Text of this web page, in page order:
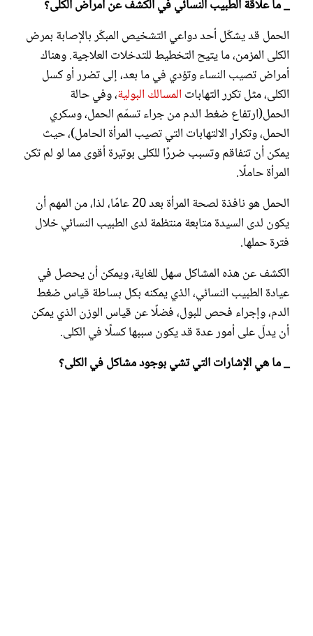
_ ما علاقة الطبيب النسائي في الكشف عن أمراض الكلى؟
الحمل قد يشكّل أحد دواعي التشخيص المبكّر بالإصابة بمرض
الكلى المزمن، ما يتيح التخطيط للتدخلات العلاجية. وهناك
أمراض تصيب النساء وتؤدي في ما بعد، إلى تضرر أو كسل
الكلى، مثل تكرر التهابات المسالك البولية، وفي حالة
الحمل(ارتفاع ضغط الدم من جراء تسمّم الحمل، وسكري
الحمل، وتكرار الالتهابات التي تصيب المرأة الحامل)، حيث
يمكن أن تتفاقم وتسبب ضررًا للكلى بوتيرة أقوى مما لو لم تكن
المرأة حاملًا.
الحمل هو نافذة لصحة المرأة بعد 20 عامًا، لذا، من المهم أن
يكون لدى السيدة متابعة منتظمة لدى الطبيب النسائي خلال
فترة حملها.
الكشف عن هذه المشاكل سهل للغاية، ويمكن أن يحصل في
عيادة الطبيب النسائي، الذي يمكنه بكل بساطة قياس ضغط
الدم، وإجراء فحص للبول، فضلًا عن قياس الوزن الذي يمكن
أن يدلّ على أمور عدة قد يكون سببها كسلًا في الكلى.
_ ما هي الإشارات التي تشي بوجود مشاكل في الكلى؟